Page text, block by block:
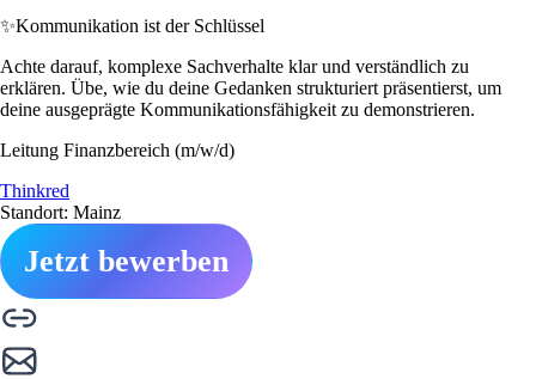
✨Kommunikation ist der Schlüssel
Achte darauf, komplexe Sachverhalte klar und verständlich zu
erklären. Übe, wie du deine Gedanken strukturiert präsentierst, um
deine ausgeprägte Kommunikationsfähigkeit zu demonstrieren.
Leitung Finanzbereich (m/w/d)
Thinkred
Standort: Mainz
Jetzt bewerben